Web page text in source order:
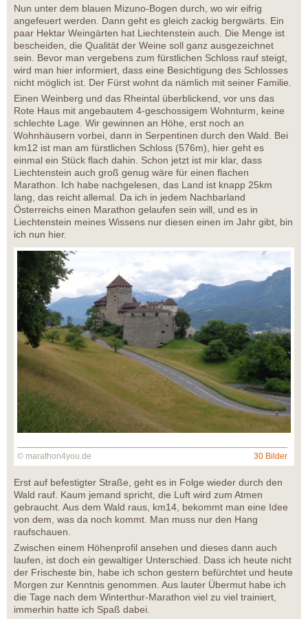
Nun unter dem blauen Mizuno-Bogen durch, wo wir eifrig
angefeuert werden. Dann geht es gleich zackig bergwärts. Ein
paar Hektar Weingärten hat Liechtenstein auch. Die Menge ist
bescheiden, die Qualität der Weine soll ganz ausgezeichnet
sein. Bevor man vergebens zum fürstlichen Schloss rauf steigt,
wird man hier informiert, dass eine Besichtigung des Schlosses
nicht möglich ist. Der Fürst wohnt da nämlich mit seiner Familie.
Einen Weinberg und das Rheintal überblickend, vor uns das
Rote Haus mit angebautem 4-geschossigem Wohnturm, keine
schlechte Lage. Wir gewinnen an Höhe, erst noch an
Wohnhäusern vorbei, dann in Serpentinen durch den Wald. Bei
km12 ist man am fürstlichen Schloss (576m), hier geht es
einmal ein Stück flach dahin. Schon jetzt ist mir klar, dass
Liechtenstein auch groß genug wäre für einen flachen
Marathon. Ich habe nachgelesen, das Land ist knapp 25km
lang, das reicht allemal. Da ich in jedem Nachbarland
Österreichs einen Marathon gelaufen sein will, und es in
Liechtenstein meines Wissens nur diesen einen im Jahr gibt, bin
ich nun hier.
© marathon4you.de 30 Bilder
Erst auf befestigter Straße, geht es in Folge wieder durch den
Wald rauf. Kaum jemand spricht, die Luft wird zum Atmen
gebraucht. Aus dem Wald raus, km14, bekommt man eine Idee
von dem, was da noch kommt. Man muss nur den Hang
raufschauen.
Zwischen einem Höhenprofil ansehen und dieses dann auch
laufen, ist doch ein gewaltiger Unterschied. Dass ich heute nicht
der Frischeste bin, habe ich schon gestern befürchtet und heute
Morgen zur Kenntnis genommen. Aus lauter Übermut habe ich
die Tage nach dem Winterthur-Marathon viel zu viel trainiert,
immerhin hatte ich Spaß dabei.